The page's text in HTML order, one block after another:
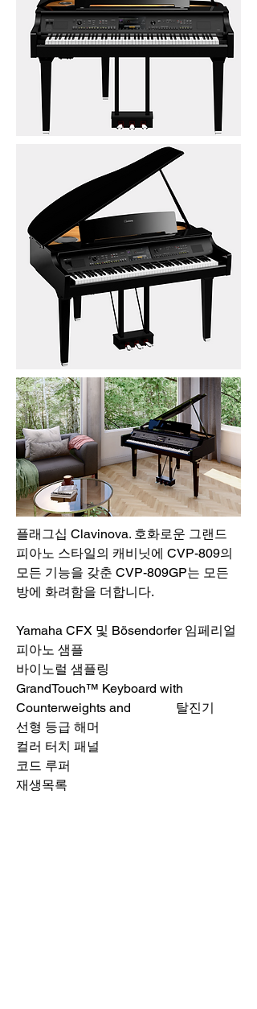
플래그십 Clavinova. 호화로운 그랜드
피아노 스타일의 캐비닛에 CVP-809의
모든 기능을 갖춘 CVP-809GP는 모든
방에 화려함을 더합니다.
Yamaha CFX 및 Bösendorfer 임페리얼
피아노 샘플
바이노럴 샘플링
GrandTouch™ Keyboard with
Counterweights and 탈진기
선형 등급 해머
컬러 터치 패널
코드 루퍼
재생목록